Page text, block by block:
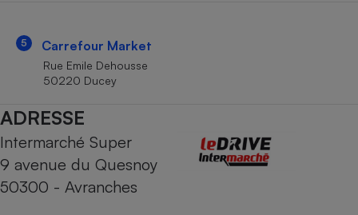
5 Carrefour Market
Rue Emile Dehousse
50220 Ducey
ADRESSE
Intermarché Super
9 avenue du Quesnoy
50300 - Avranches
Cafetière à expressos